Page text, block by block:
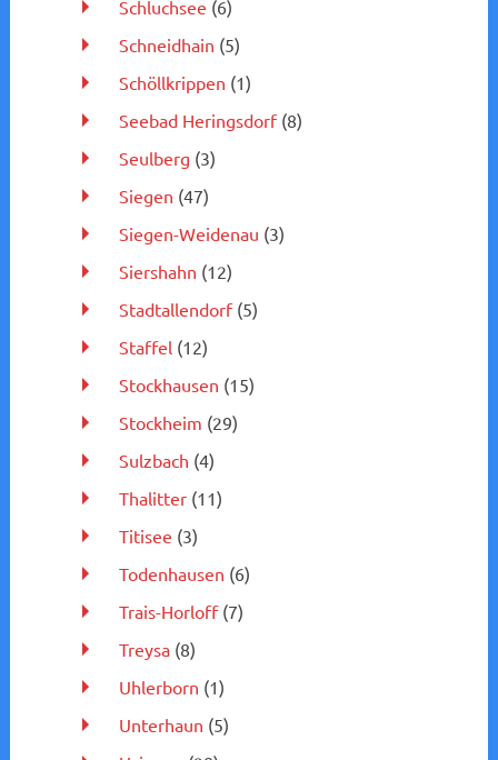
Schluchsee (6)
Schneidhain (5)
Schöllkrippen (1)
Seebad Heringsdorf(8)
Seulberg (3)
Siegen (47)
Siegen-Weidenau (3)
Siershahn (12)
Stadtallendorf(5)
Staffel(12)
Stockhausen (15)
Stockheim (29)
Sulzbach (4)
Thalitter(11)
Titisee (3)
Todenhausen (6)
Trais-Horloff(7)
Treysa(8)
Uhlerborn (1)
Unterhaun (5)